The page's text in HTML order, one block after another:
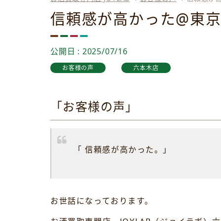
信頼感が高かった@東
公開日 : 2025/07/16
お客様の声 六本木店
「お客様の声」
「 信頼感が高かった。」
お世話になっております。